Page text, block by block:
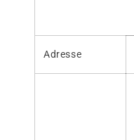
Adresse